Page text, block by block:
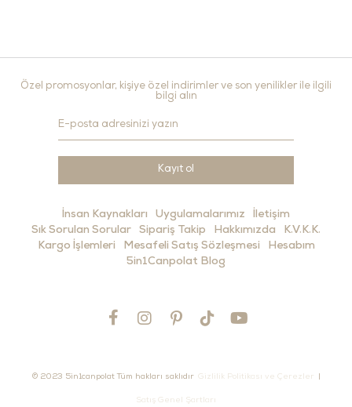
Özel promosyonlar, kişiye özel indirimler ve son yenilikler ile ilgili
bilgi alın
Kayıt ol
İnsan Kaynakları Uygulamalarımız
İletişim
Sık Sorulan Sorular
Sipariş Takip Hakkımızda
K.V.K.K.
Kargo İşlemleri
Mesafeli Satış Sözleşmesi
Hesabım
5in1Canpolat Blog
© 2023 5in1canpolat Tüm hakları saklıdır Gizlilik Politikası ve Çerezler
Satış Genel Şartları